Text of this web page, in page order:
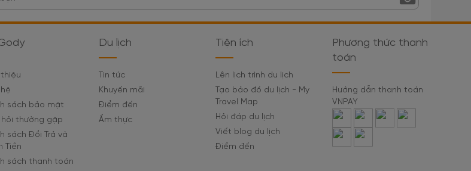
sách bảo mật
hỏi thường gặp
sách Đổi Trả và
Tiền
sách thanh toán
Du lịch
Tin tức
Khuyến mãi
Điểm đến
Ẩm thực
Tiện ích
Lên lịch trình du lịch
Tạo bảo đồ du lịch - My
Travel Map
Hỏi đáp du lịch
Viết blog du lịch
Điểm đến
Phương thức thanh
toán
Hướng dẫn thanh toán
VNPAY